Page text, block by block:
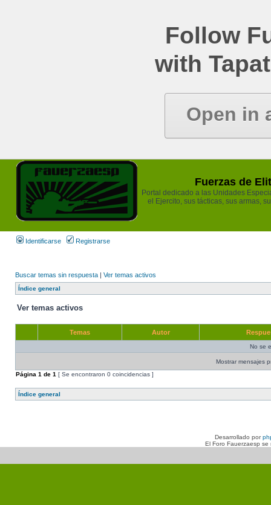
Follow
with
Open in
Fuerzas de
Portal dedicado a las Unidades
el Ejercito, sus tácticas, sus armas,
Identificarse Registrarse
Buscar temas sin respuesta | Ver temas activos
Índice general
Ver temas activos
Temas Autor
No se
Mostrar mensajes
Página 1 de 1 [ Se encontraron 0 coincidencias ]
Índice general
Desarrollado por
El Foro Fauerzaesp